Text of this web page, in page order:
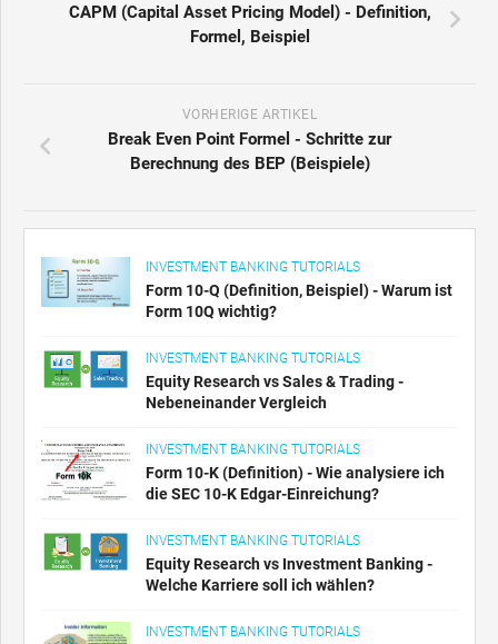
CAPM (Capital Asset Pricing Model) - Definition,
Formel, Beispiel
VORHERIGE ARTIKEL
Break Even Point Formel - Schritte zur
Berechnung des BEP (Beispiele)
INVESTMENT BANKING TUTORIALS
Form 10-Q (Definition, Beispiel) - Warum ist
Form 10Q wichtig?
INVESTMENT BANKING TUTORIALS
Equity Research vs Sales & Trading -
Nebeneinander Vergleich
INVESTMENT BANKING TUTORIALS
Form 10-K (Definition) - Wie analysiere ich
die SEC 10-K Edgar-Einreichung?
INVESTMENT BANKING TUTORIALS
Equity Research vs Investment Banking -
Welche Karriere soll ich wählen?
INVESTMENT BANKING TUTORIALS